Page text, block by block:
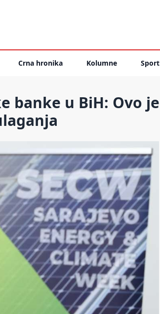
Crna hronika Kolumne Sport
banke u BiH: Ovo je